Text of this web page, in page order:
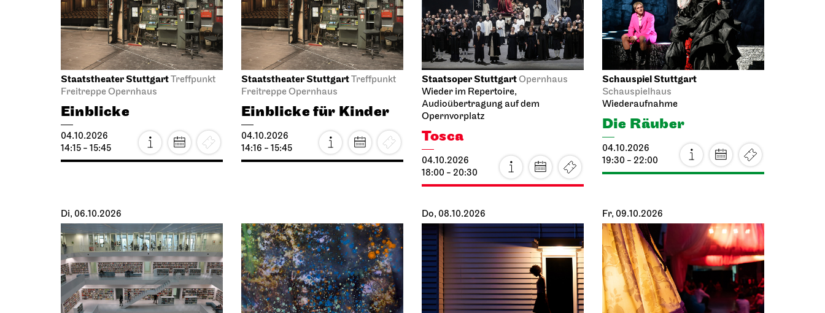
Staatstheater StuttgartTreffpunkt
Freitreppe Opernhaus
Einblicke
04.10.2026
14:15 - 15:45
Staatstheater StuttgartTreffpunkt
Freitreppe Opernhaus
Einblicke für Kinder
04.10.2026
14:16 - 15:45
Staatsoper StuttgartOpernhaus
Wieder im Repertoire,
Audioübertragung auf dem
Opernvorplatz
Tosca
04.10.2026
18:00 - 20:30
Schauspiel Stuttgart
Schauspielhaus
Wiederaufnahme
Die Räuber
04.10.2026
19:30 - 22:00
Di, 06.10.2026 Do, 08.10.2026 Fr, 09.10.2026